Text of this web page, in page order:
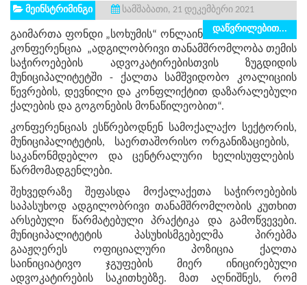
მეინსტრიმინგი
სამშაბათი, 21 დეკემბერი 2021
დაწვრილებით...
გაიმართა ფონდი „სოხუმის“ ონლაინ
კონფერენცია „ადგილობრივი თანამშრომლობა თემის
საჭიროებების ადვოკატირებისთვის ზუგდიდის
მუნიციპალიტეტში - ქალთა სამშვიდობო კოალიციის
წევრების, დევნილი და კონფლიქტით დაზარალებული
ქალების და გოგონების მონაწილეობით“.
კონფერენციას ესწრებოდნენ სამოქალაქო სექტორის,
მუნიციპალიტეტის, საერთაშორისო ორგანიზაციების,
საკანონმდებლო და ცენტრალური ხელისუფლების
წარმომადგენლები.
შეხვედრაზე შეფასდა მოქალაქეთა საჭიროებების
საპასუხოდ ადგილობრივი თანამშრომლობის კუთხით
არსებული წარმატებული პრაქტიკა და გამოწვევები.
მუნიციპალიტეტის პასუხისმგებელმა პირებმა
გააჟღერეს ოფიციალური პოზიცია ქალთა
საინიციატივო ჯგუფების მიერ ინიცირებული
ადვოკატირების საკითხებზე. მათ აღნიშნეს, რომ